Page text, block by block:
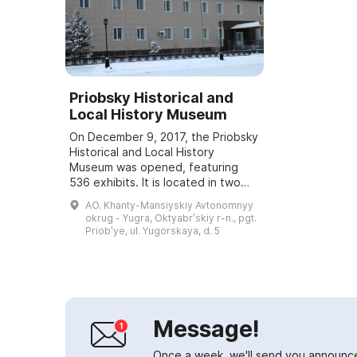
Priobsky Historical and
Local History Museum
On December 9, 2017, the Priobsky
Historical and Local History
Museum was opened, featuring
536 exhibits. It is located in two
halls. The first contains displays
dedicated to the history of the
town o...
AO. Khanty-Mansiyskiy Avtonomnyy
okrug - Yugra, Oktyabrʹskiy r-n., pgt.
Priobʹye, ul. Yugorskaya, d. 5
Message!